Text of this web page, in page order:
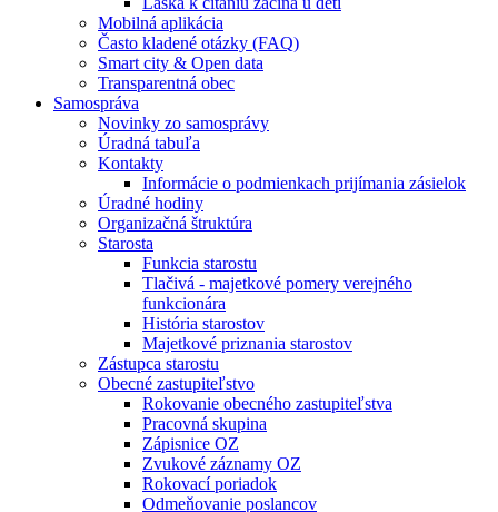
Mobilná aplikácia
Často kladené otázky (FAQ)
Smart city & Open data
Transparentná obec
Samospráva
Novinky zo samosprávy
Úradná tabuľa
Kontakty
Informácie o podmienkach prijímania zásielok
Úradné hodiny
Organizačná štruktúra
Starosta
Funkcia starostu
Tlačivá - majetkové pomery verejného
funkcionára
História starostov
Majetkové priznania starostov
Zástupca starostu
Obecné zastupiteľstvo
Rokovanie obecného zastupiteľstva
Pracovná skupina
Zápisnice OZ
Zvukové záznamy OZ
Rokovací poriadok
Odmeňovanie poslancov